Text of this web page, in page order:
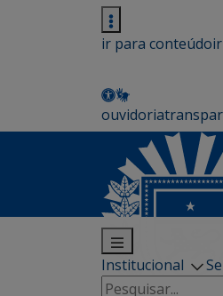
ir para conteúdo
ouvidoria
Institucional
Pesquisar